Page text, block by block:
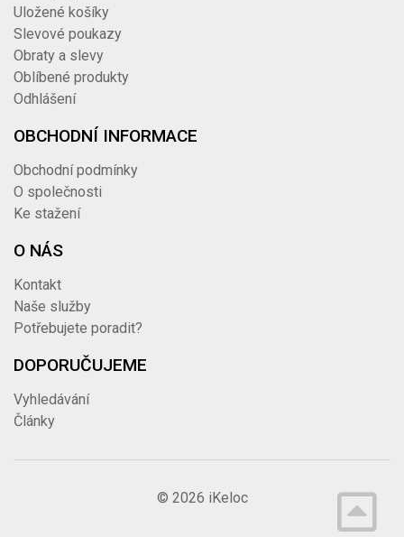
Uložené košíky
Slevové poukazy
Obraty a slevy
Oblíbené produkty
Odhlášení
OBCHODNÍ INFORMACE
Obchodní podmínky
O společnosti
Ke stažení
O NÁS
Kontakt
Naše služby
Potřebujete poradit?
DOPORUČUJEME
Vyhledávání
Články
© 2026 iKeloc